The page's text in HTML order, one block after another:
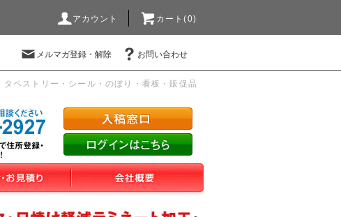
アカウント カート(0)
メルマガ登録・解除 お問い合わせ
ペストリー・シール・のぼり・看板・販促品